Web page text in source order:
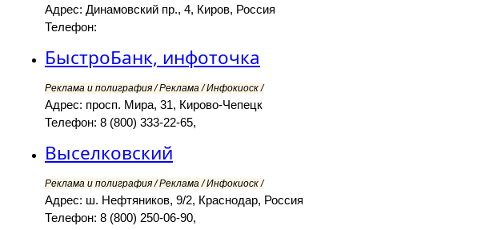
Адрес: Динамовский пр., 4, Киров, Россия
Телефон:
БыстроБанк, инфоточка
Реклама и полиграфия / Реклама / Инфокиоск /
Адрес: просп. Мира, 31, Кирово-Чепецк
Телефон: 8 (800) 333-22-65,
Выселковский
Реклама и полиграфия / Реклама / Инфокиоск /
Адрес: ш. Нефтяников, 9/2, Краснодар, Россия
Телефон: 8 (800) 250-06-90,